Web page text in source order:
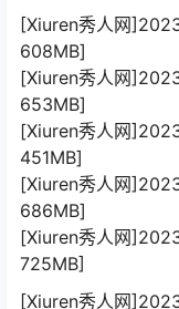
[Xiuren秀人网
608MB]
[Xiuren秀人网
653MB]
[Xiuren秀人网
451MB]
[Xiuren秀人网
686MB]
[Xiuren秀人网
725MB]
[Xiuren秀人网